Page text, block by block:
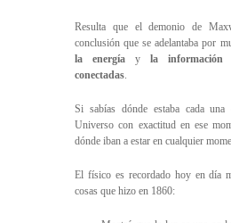
Resulta que el demonio de
conclusión que se adelantaba por
la energía y la información
conectadas.
Si sabías dónde estaba cada
Universo con exactitud en ese
dónde iban a estar en cualquier
El físico es recordado hoy en día
cosas que hizo en 1860: